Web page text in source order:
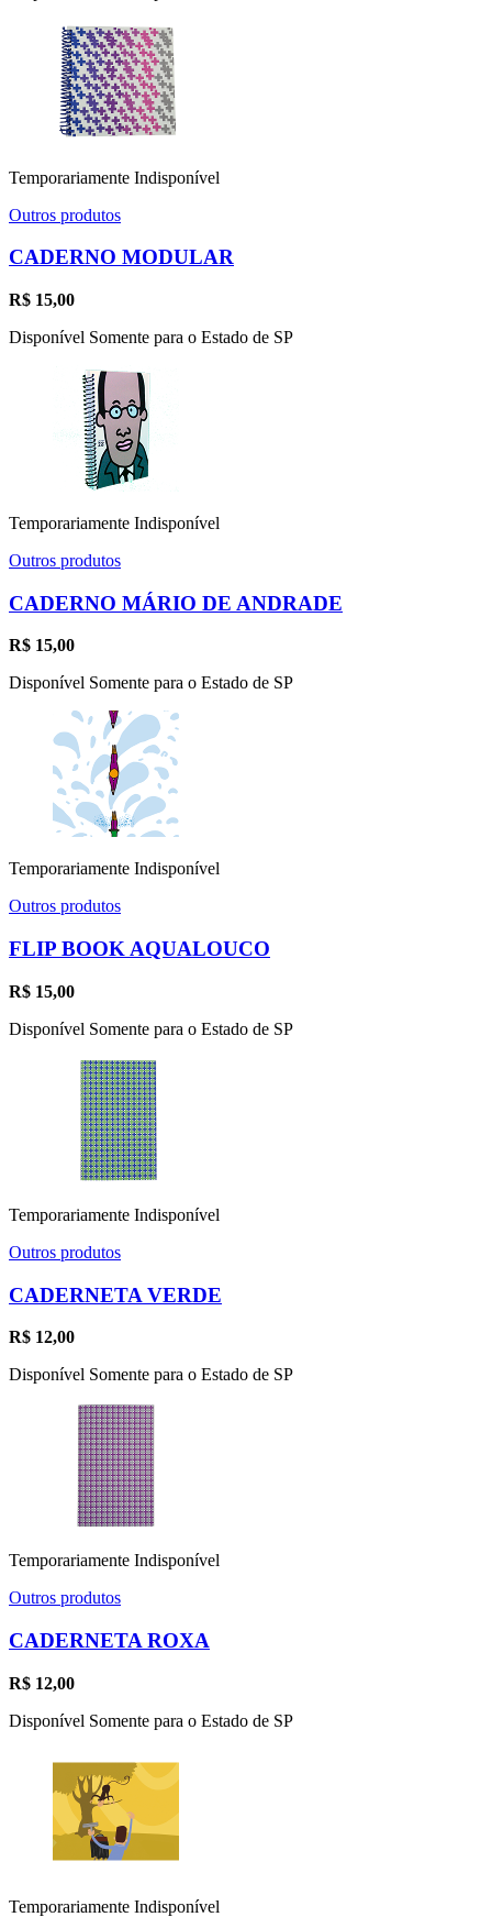
Temporariamente Indisponível
Outros produtos
CADERNO MODULAR
R$ 15,00
Disponível Somente para o Estado de SP
Temporariamente Indisponível
Outros produtos
CADERNO MÁRIO DE ANDRADE
R$ 15,00
Disponível Somente para o Estado de SP
Temporariamente Indisponível
Outros produtos
FLIP BOOK AQUALOUCO
R$ 15,00
Disponível Somente para o Estado de SP
Temporariamente Indisponível
Outros produtos
CADERNETA VERDE
R$ 12,00
Disponível Somente para o Estado de SP
Temporariamente Indisponível
Outros produtos
CADERNETA ROXA
R$ 12,00
Disponível Somente para o Estado de SP
Temporariamente Indisponível